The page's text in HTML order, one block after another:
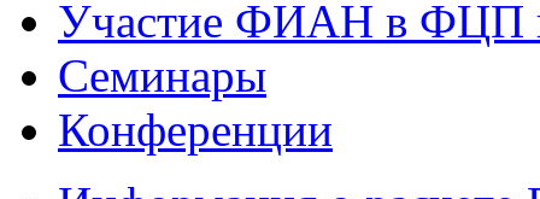
Участие ФИАН в ФЦП
Семинары
Конференции